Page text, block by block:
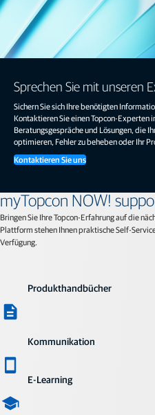
Sprechen Sie mit unseren
Sichern Sie sich Ihre benötigten
Kontaktieren Sie einen Topcon-Experten
Beratungsgespräche und Lösungen, die
optimieren, Fehler zu beheben oder Ihr
Kontaktieren Sie uns
myTopcon NOW!
Bringen Sie Ihre Topcon-Erfahrung auf die
Plattform stehen Ihnen praktische Self-
Verfügung.
Produkthandbücher
Kommunikation
E-Learning